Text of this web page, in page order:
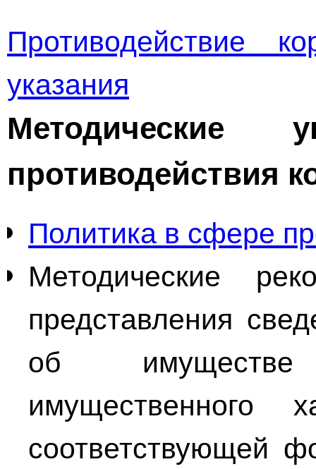
Противодействие
указания
противодействия
Политика в сфере
Методические
представления
об
имущественного
соответствующей